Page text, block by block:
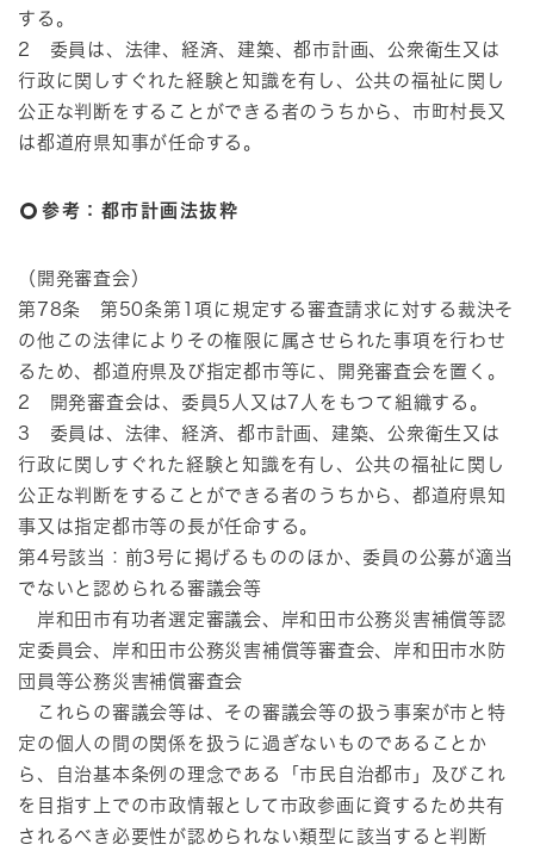
する。
2 委員は、法律、経済、建築、都市計画、公衆衛生又は
行政に関しすぐれた経験と知識を有し、公共の福祉に関し
公正な判断をすることができる者のうちから、市町村長又
は都道府県知事が任命する。
参考：都市計画法抜粋
（開発審査会）
第78条 第50条第1項に規定する審査請求に対する裁決そ
の他この法律によりその権限に属させられた事項を行わせ
るため、都道府県及び指定都市等に、開発審査会を置く。
2 開発審査会は、委員5人又は7人をもつて組織する。
3 委員は、法律、経済、都市計画、建築、公衆衛生又は
行政に関しすぐれた経験と知識を有し、公共の福祉に関し
公正な判断をすることができる者のうちから、都道府県知
事又は指定都市等の長が任命する。
第4号該当：前3号に掲げるもののほか、委員の公募が適当
でないと認められる審議会等
岸和田市有功者選定審議会、岸和田市公務災害補償等認
定委員会、岸和田市公務災害補償等審査会、岸和田市水防
団員等公務災害補償審査会
これらの審議会等は、その審議会等の扱う事案が市と特
定の個人の間の関係を扱うに過ぎないものであることか
ら、自治基本条例の理念である「市民自治都市」及びこれ
を目指す上での市政情報として市政参画に資するため共有
されるべき必要性が認められない類型に該当すると判断